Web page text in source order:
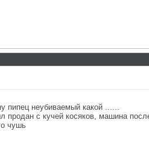
пипец неубиваемый какой ......
продан с кучей косяков, машина
чушь